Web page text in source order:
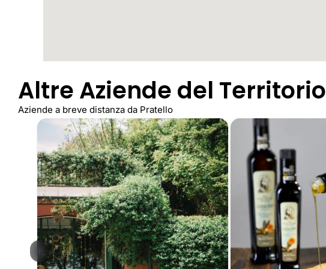
Altre Aziende del Territorio
Aziende a breve distanza da Pratello